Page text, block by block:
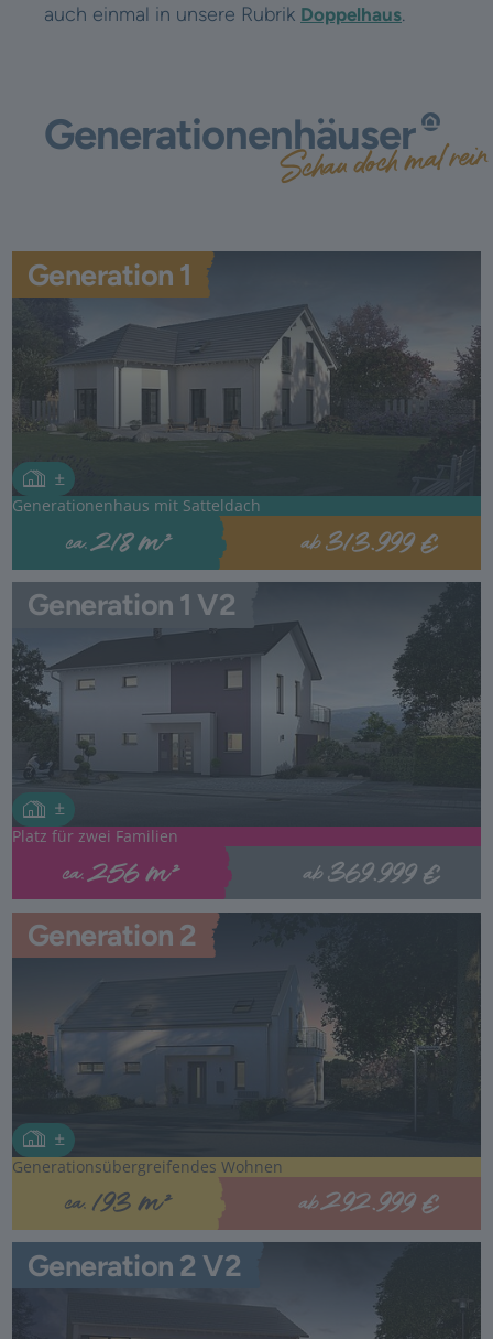
auch einmal in unsere Rubrik Doppelhaus.
Generationenhäuser
Schau doch mal rein
Generation 1
Generationenhaus mit Satteldach
ca.218 m² ab313.999 €
Generation 1 V2
Platz für zwei Familien
ca.256 m² ab369.999 €
Generation 2
Generationsübergreifendes Wohnen
ca.193 m² ab292.999 €
Generation 2 V2